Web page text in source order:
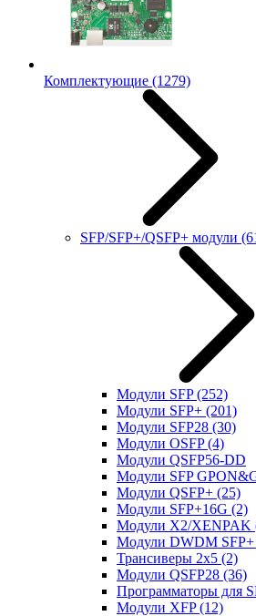
Комплектующие (1279)
SFP/SFP+/QSFP+ модули
Модули SFP(252)
Модули SFP+ (201)
Модули SFP28 (30)
Модули OSFP(4)
Модули QSFP56-DD
Модули SFP
Модули QSFP+ (25)
Модули SFP+16G (2)
Модули X2/XENPAK
Модули DWDM SFP+
Трансиверы 2x5 (2)
Модули QSFP28 (36)
Программаторы для
Модули XFP(12)